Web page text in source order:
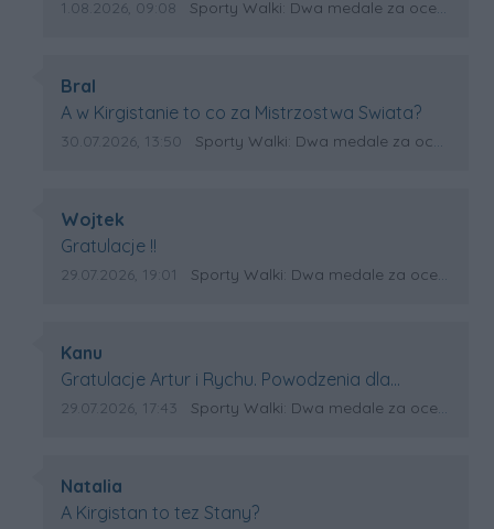
Artura. Gratulacje !
Data dodania komentarza:
1.08.2026, 09:08 Źródło komentarza:
Sporty Walki: Dwa medale za oceanem
Autor komentarza:
Bral
Treść komentarza:
A w Kirgistanie to co za Mistrzostwa Swiata?
Data dodania komentarza:
30.07.2026, 13:50 Źródło komentarza:
Sporty Walki: Dwa medale za oceanem
Autor komentarza:
Wojtek
Treść komentarza:
Gratulacje !!
Data dodania komentarza:
29.07.2026, 19:01 Źródło komentarza:
Sporty Walki: Dwa medale za oceanem
Autor komentarza:
Kanu
Treść komentarza:
Gratulacje Artur i Rychu. Powodzenia dla
Kirgistanu.
Data dodania komentarza:
29.07.2026, 17:43 Źródło komentarza:
Sporty Walki: Dwa medale za oceanem
Autor komentarza:
Natalia
Treść komentarza:
A Kirgistan to tez Stany?